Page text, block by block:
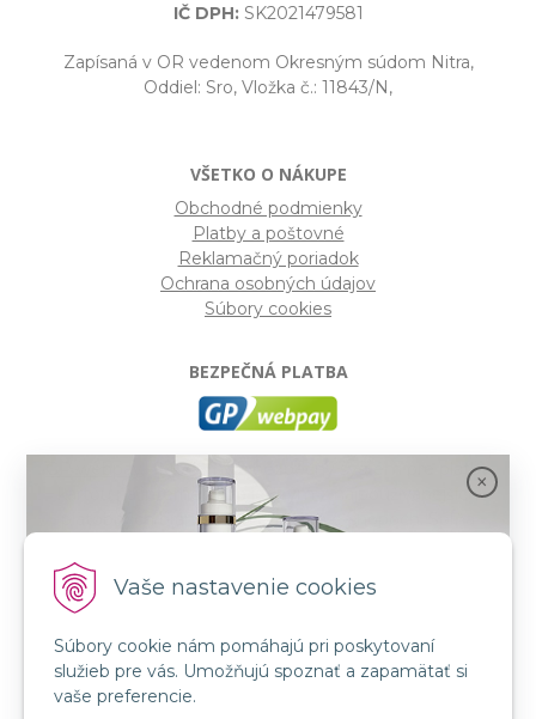
Vaše nastavenie cookies
Súbory cookie nám pomáhajú pri poskytovaní
služieb pre vás. Umožňujú spoznať a zapamätať si
vaše preferencie.
IČ DPH:SK2021479581
Zapísaná v OR vedenom Okresným súdom Nitra,
Oddiel: Sro, Vložka č.: 11843/N,
VŠETKO O NÁKUPE
Obchodné podmienky
Platby a poštovné
Reklamačný poriadok
Ochrana osobných údajov
Súbory cookies
BEZPEČNÁ PLATBA
- Moderný a bezpečný systém pre platby
kartou na internete. Je jedným z najpoužívanejších
platobných brán na slovenských e-shopoch. Spĺňa
SLEDUJTE NÁS
FB: LORIN všetko pre krásu
Spojenie prírody a vedy s novou kozmetikou